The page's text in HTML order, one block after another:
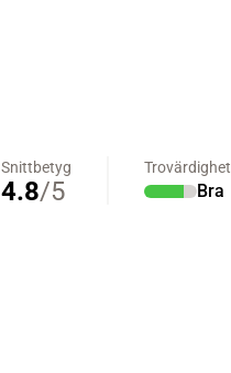
Snittbetyg
4.8/5
Trovärdighet
Bra